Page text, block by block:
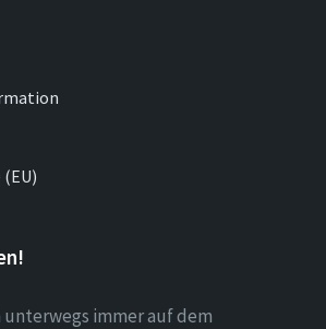
unterwegs immer auf dem